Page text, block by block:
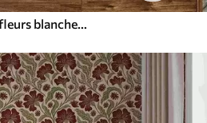
Branches avec oiseaux et fleurs blanches sur un fond délicat